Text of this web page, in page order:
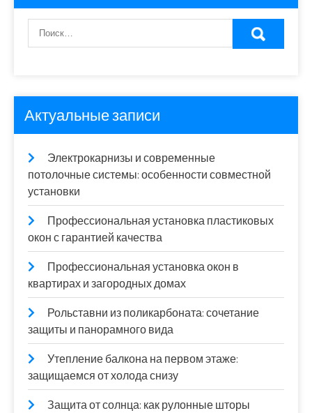
Актуальные записи
Электрокарнизы и современные
потолочные системы: особенности совместной
установки
Профессиональная установка пластиковых
окон с гарантией качества
Профессиональная установка окон в
квартирах и загородных домах
Рольставни из поликарбоната: сочетание
защиты и панорамного вида
Утепление балкона на первом этаже:
защищаемся от холода снизу
Защита от солнца: как рулонные шторы